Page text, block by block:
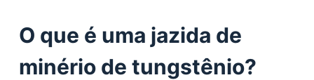
oO que é uma jazida de
minério de tungstênio?